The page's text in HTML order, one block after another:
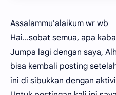
Assalammu'alaikum wr wb
Hai...sobat semua, apa
Jumpa lagi dengan saya,
bisa kembali posting
ini di sibukkan dengan